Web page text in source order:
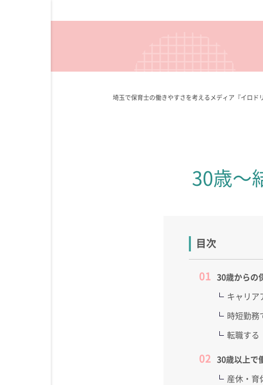
埼玉で保育士の働きやすさを考えるメディア『イロド
30歳～
目次
30歳からの
キャリア
時短勤務
転職する
30歳以上で
産休・育